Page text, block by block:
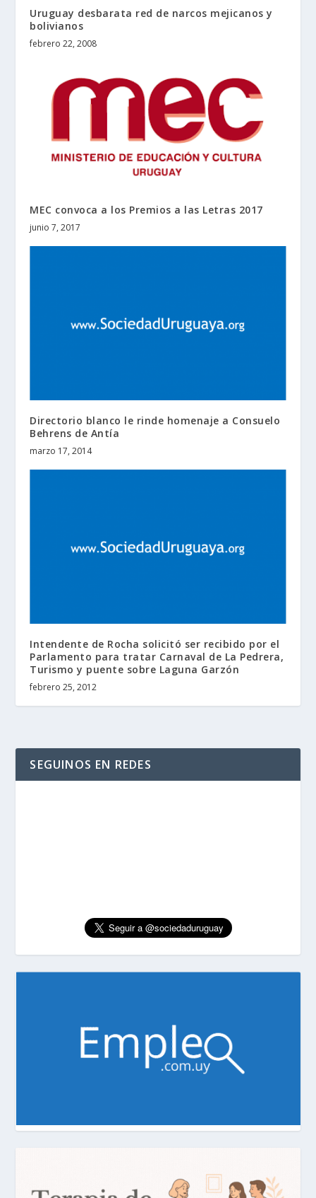
Uruguay desbarata red de narcos mejicanos y
bolivianos
febrero 22, 2008
MEC convoca a los Premios a las Letras 2017
junio 7, 2017
Directorio blanco le rinde homenaje a Consuelo
Behrens de Antía
marzo 17, 2014
Intendente de Rocha solicitó ser recibido por el
Parlamento para tratar Carnaval de La Pedrera,
Turismo y puente sobre Laguna Garzón
febrero 25, 2012
SEGUINOS EN REDES